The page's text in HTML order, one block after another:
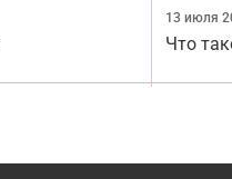
13 июля
Что